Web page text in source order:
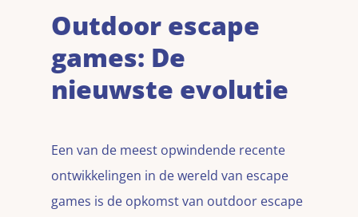
Outdoor escape
games: De
nieuwste evolutie
Een van de meest opwindende recente
ontwikkelingen in de wereld van escape
games is de opkomst van outdoor escape